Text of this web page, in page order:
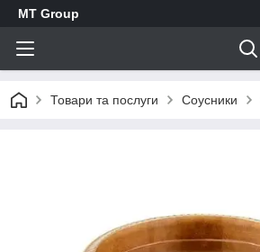
MT Group
Товари та послуги Соусники